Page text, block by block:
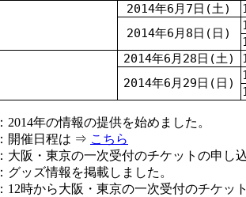
2014年6月7日(土)
2014年6月8日(日)
2014年6月28日(土)
2014年6月29日(日)
：2014年の情報の提供を始めました。
：開催日程は ⇒ こちら
：大阪・東京の一次受付のチケットの申し
：グッズ情報を掲載しました。
：12時から大阪・東京の一次受付のチケッ